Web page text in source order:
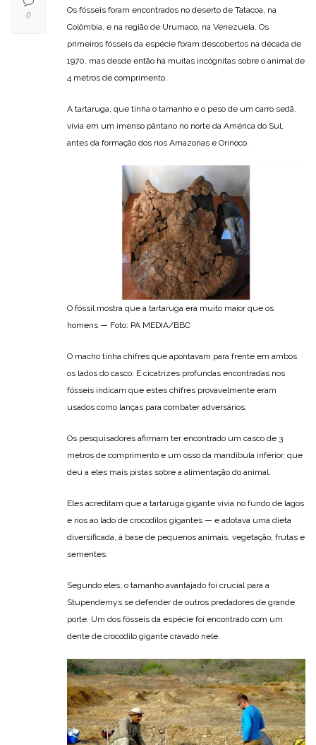
Os fósseis foram encontrados no deserto de Tatacoa, na
Colômbia, e na região de Urumaco, na Venezuela. Os
primeiros fósseis da espécie foram descobertos na década de
1970, mas desde então há muitas incógnitas sobre o animal de
4 metros de comprimento.
A tartaruga, que tinha o tamanho e o peso de um carro sedã,
vivia em um imenso pântano no norte da América do Sul,
antes da formação dos rios Amazonas e Orinoco.
O fóssil mostra que a tartaruga era muito maior que os
homens — Foto: PA MEDIA/BBC
O macho tinha chifres que apontavam para frente em ambos
os lados do casco. E cicatrizes profundas encontradas nos
fósseis indicam que estes chifres provavelmente eram
usados ​​como lanças para combater adversários.
Os pesquisadores afirmam ter encontrado um casco de 3
metros de comprimento e um osso da mandíbula inferior, que
deu a eles mais pistas sobre a alimentação do animal.
Eles acreditam que a tartaruga gigante vivia no fundo de lagos
e rios ao lado de crocodilos gigantes — e adotava uma dieta
diversificada, à base de pequenos animais, vegetação, frutas e
sementes.
Segundo eles, o tamanho avantajado foi crucial para a
Stupendemys se defender de outros predadores de grande
porte. Um dos fósseis da espécie foi encontrado com um
dente de crocodilo gigante cravado nele.
0